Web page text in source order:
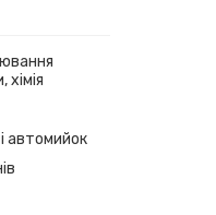
хімія
автомийок